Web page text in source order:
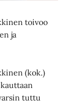
toivoo
ja
(kok.)
tuttu